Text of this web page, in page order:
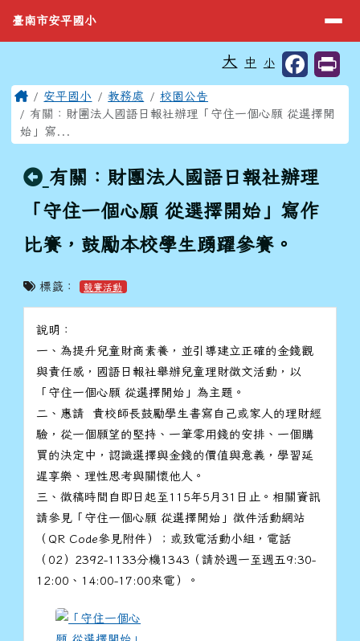
臺南市安平國小
導覽列
臺南市安平國小
⏸
大 中 小
主內容區域
Home安平國小 教務處
校園公告
有關：財團法人國語日報社辦理「守住一個心願 從選擇開
始」寫...
回上頁
有關：財團法人國語日報社辦理
「守住一個心願 從選擇開始」寫作
比賽，鼓勵本校學生踴躍參賽。
標籤： 競賽活動
說明：
一、為提升兒童財商素養，並引導建立正確的金錢觀
與責任感，國語日報社舉辦兒童理財徵文活動，以
「守住一個心願 從選擇開始」為主題。
二、惠請 貴校師長鼓勵學生書寫自己或家人的理財經
驗，從一個願望的堅持、一筆零用錢的安排、一個購
買的決定中，認識選擇與金錢的價值與意義，學習延
遲享樂、理性思考與關懷他人。
三、徵稿時間自即日起至115年5月31日止。相關資訊
請參見「守住一個心願 從選擇開始」徵件活動網站
（QR Code參見附件）；或致電活動小組，電話
（02）2392-1133分機1343（請於週一至週五9:30-
12:00、14:00-17:00來電）。
頁尾區域